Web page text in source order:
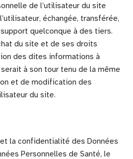
de l’utilisateur du site
échangée, transférée,
quelconque à des tiers.
du site et de ses droits
des dites informations à
à son tour tenu de la même
et de modification des
du site.
la confidentialité des Données
Personnelles de Santé, le